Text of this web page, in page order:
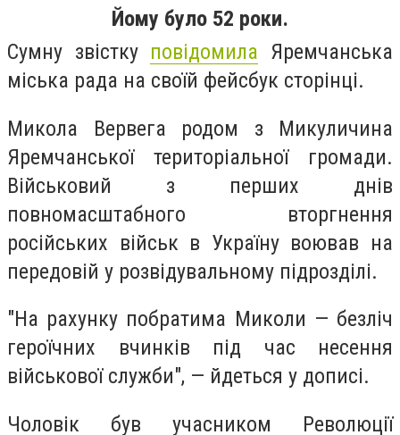
Йому було 52 роки.
Сумну звістку повідомила Яремчанська
міська рада на своїй фейсбук сторінці.
Микола Вервега родом з Микуличина
Яремчанської територіальної громади.
Військовий з перших днів
повномасштабного вторгнення
російських військ в Україну воював на
передовій у розвідувальному підрозділі.
"На рахунку побратима Миколи — безліч
героїчних вчинків під час несення
військової служби", — йдеться у дописі.
Чоловік був учасником Революції